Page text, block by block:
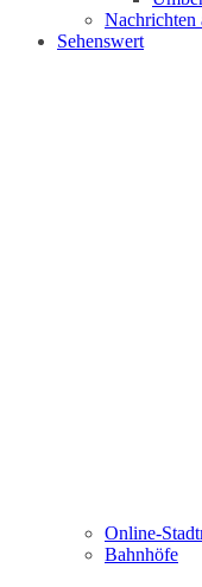
Nachrichten
Sehenswert
Online-
Bahnhöfe